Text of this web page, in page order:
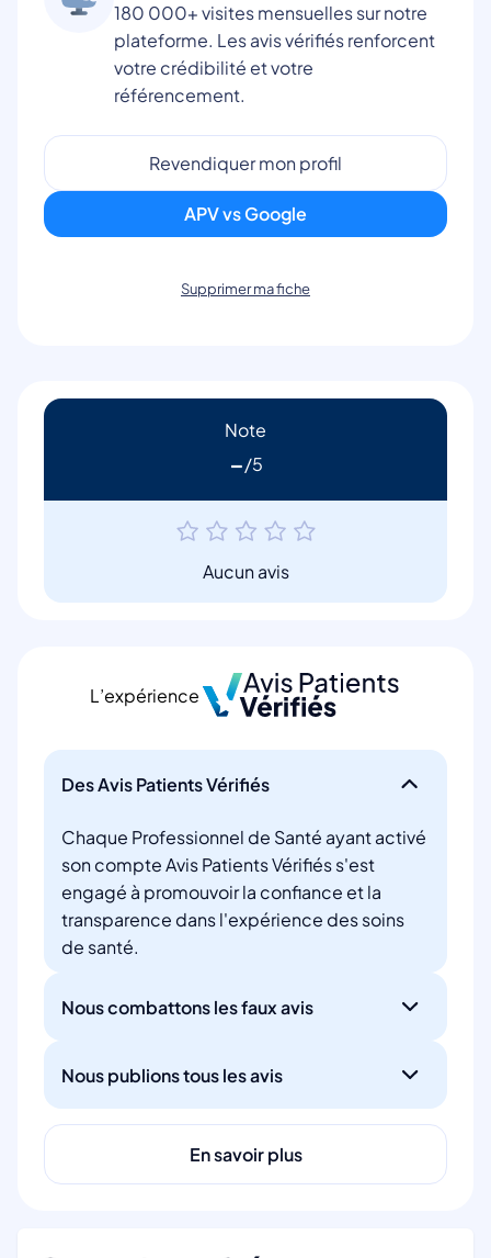
180 000+ visites mensuelles sur notre
plateforme. Les avis vérifiés renforcent
votre crédibilité et votre
référencement.
Revendiquer mon profil
APV vs Google
Supprimer ma fiche
Note
-
Aucun avis
L’expérience
Des Avis Patients Vérifiés
Chaque Professionnel de Santé ayant activé
son compte Avis Patients Vérifiés s'est
engagé à promouvoir la confiance et la
transparence dans l'expérience des soins
de santé.
Nous combattons les faux avis
Nous publions tous les avis
En savoir plus